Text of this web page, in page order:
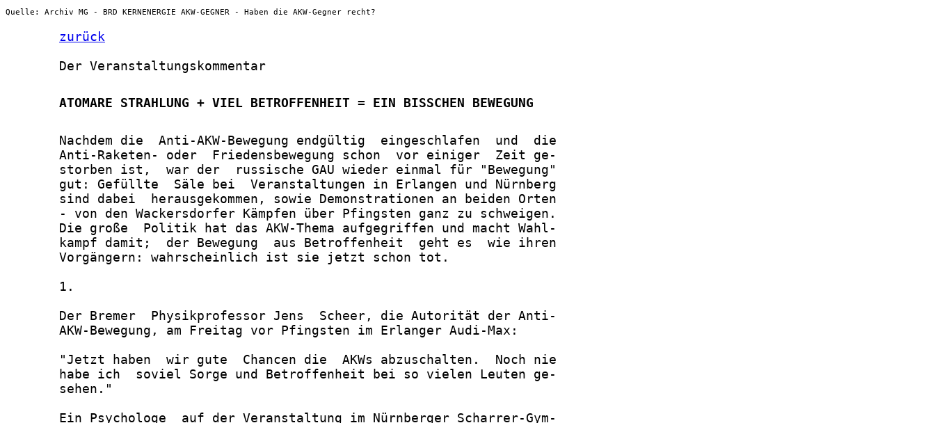
Quelle: Archiv MG - BRD KERNENERGIE AKW-GEGNER - Haben die AKW-Gegner recht?
zurück
       Der Veranstaltungskommentar
       ATOMARE STRAHLUNG + VIEL BETROFFENHEIT = EIN BISSCHEN BEWEGUNG